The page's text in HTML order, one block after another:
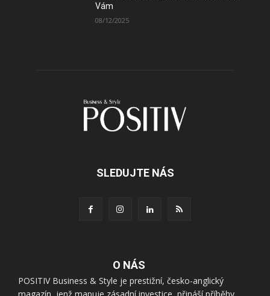
Vám
08/12/2025
SLEDUJTE NÁS
O NÁS
POSITIV Business & Style je prestižní, česko-anglický